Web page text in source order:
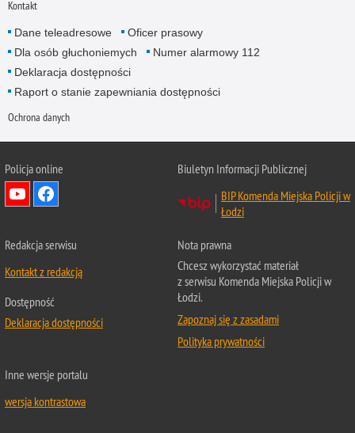
Kontakt
Dane teleadresowe
Oficer prasowy
Dla osób głuchoniemych
Numer alarmowy 112
Deklaracja dostępności
Raport o stanie zapewniania dostępności
Ochrona danych
Policja online
Biuletyn Informacji Publicznej
BIP Komenda Miejska Policji w
Łodzi
Redakcja serwisu
Kontakt z redakcją
Dostępność
Deklaracja dostępności
Nota prawna
Chcesz wykorzystać materiał
z serwisu Komenda Miejska Policji w
Łodzi.
Zapoznaj się z zasadami
Polityka prywatności
Inne wersje portalu
wersja kontrastowa